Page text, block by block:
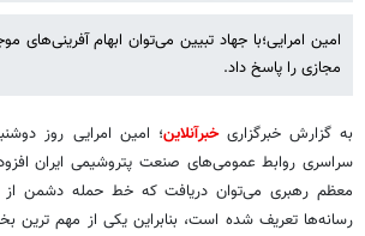
امین امرایی؛با جهاد تبیین می‌توان ابهام آفرینی‌های
مجازی را پاسخ داد.
به گزارش خبرگزاریخبرآنلاین
سراسری روابط عمومی‌های صنعت پتروشیمی ایران
معظم رهبری می‌توان دریافت که خط حمله دشمن از
رسانه‌ها تعریف شده است، بنابراین یکی از مهم ترین